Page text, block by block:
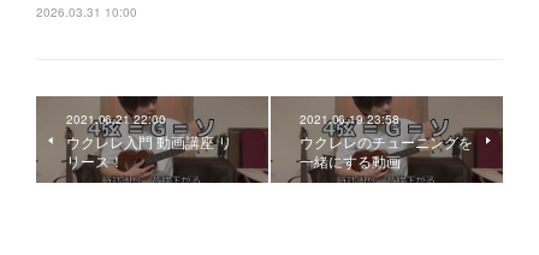
2026.03.31 10:00
2021.06.21 22:00
ウクレレ入門 動画講座 リ
リース！
2021.06.19 23:58
ウクレレのチューニングを
一緒にする動画